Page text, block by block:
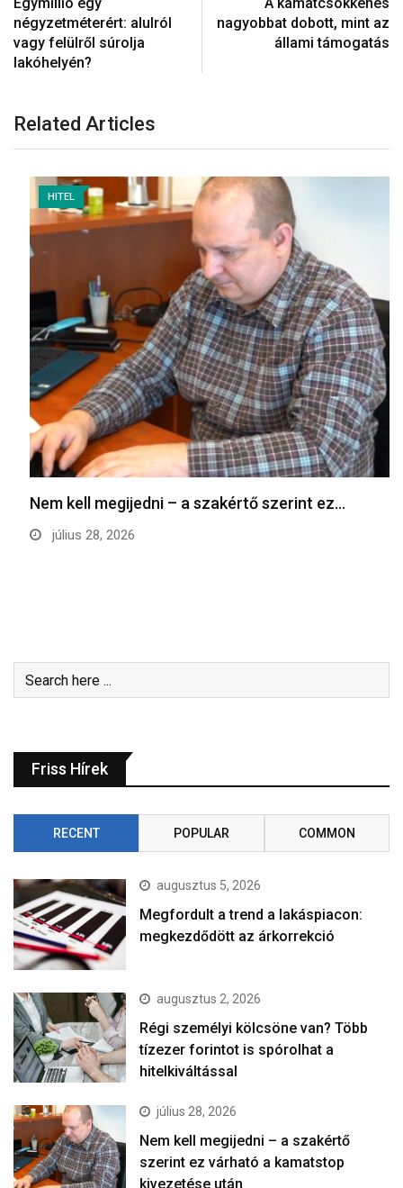
négyzetméterért: alulról
vagy felülről súrolja
lakóhelyén?
nagyobbat dobott, mint az
állami támogatás
Related Articles
HITEL
Nem kell megijedni – a szakértő szerint ez…
július 28, 2026
Friss Hírek
RECENT POPULAR COMMON
augusztus 5, 2026
Megfordult a trend a lakáspiacon:
megkezdődött az árkorrekció
augusztus 2, 2026
Régi személyi kölcsöne van? Több
tízezer forintot is spórolhat a
hitelkiváltással
július 28, 2026
Nem kell megijedni – a szakértő
szerint ez várható a kamatstop
kivezetése után